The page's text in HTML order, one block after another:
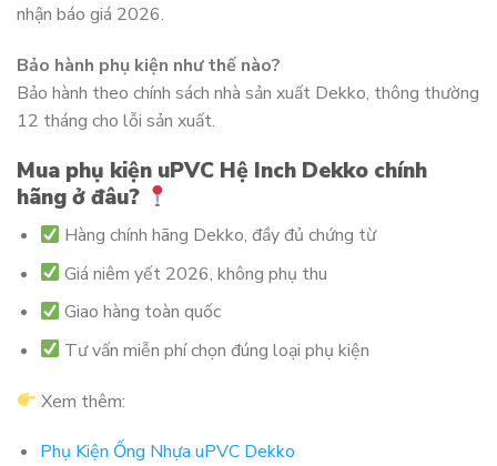
nhận báo giá 2026.
Bảo hành phụ kiện như thế nào?
Bảo hành theo chính sách nhà sản xuất Dekko, thông thường
12 tháng cho lỗi sản xuất.
Mua phụ kiện uPVC Hệ Inch Dekko chính
hãng ở đâu?
Hàng chính hãng Dekko, đầy đủ chứng từ
Giá niêm yết 2026, không phụ thu
Giao hàng toàn quốc
Tư vấn miễn phí chọn đúng loại phụ kiện
Xem thêm:
Phụ Kiện Ống Nhựa uPVC Dekko